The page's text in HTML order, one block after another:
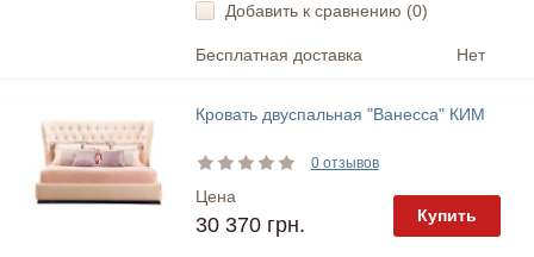
Добавить к сравнению (0)
Бесплатная доставка Нет
Кровать двуспальная "Ванесса" КИМ
0 отзывов
Цена
30 370 грн. Купить